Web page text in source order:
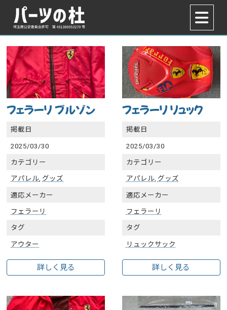
フェラーリ ブルゾン
掲載日
2025/03/30
カテゴリー
アパレル, グッズ
適応メーカー
フェラーリ
タグ
アウター
詳しく見る
フェラーリ リュック
掲載日
2025/03/30
カテゴリー
アパレル, グッズ
適応メーカー
フェラーリ
タグ
リュックサック
詳しく見る